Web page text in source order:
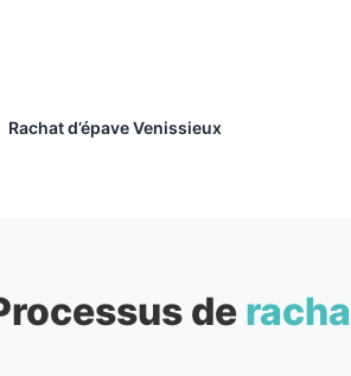
Rachat d’épave Venissieux
de